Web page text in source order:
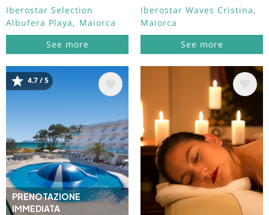
Iberostar Selection
Albufera Playa
Maiorca
See more
Iberostar Waves Cristina
Maiorca
See more
PRENOTAZIONE
IMMEDIATA
Immagine
4.7 / 5 Immagine